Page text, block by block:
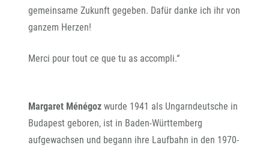
gemeinsame Zukunft gegeben. Dafür danke ich ihr von
ganzem Herzen!
Merci pour tout ce que tu as accompli.“
Margaret Ménégoz wurde 1941 als Ungarndeutsche in
Budapest geboren, ist in Baden-Württemberg
aufgewachsen und begann ihre Laufbahn in den 1970-